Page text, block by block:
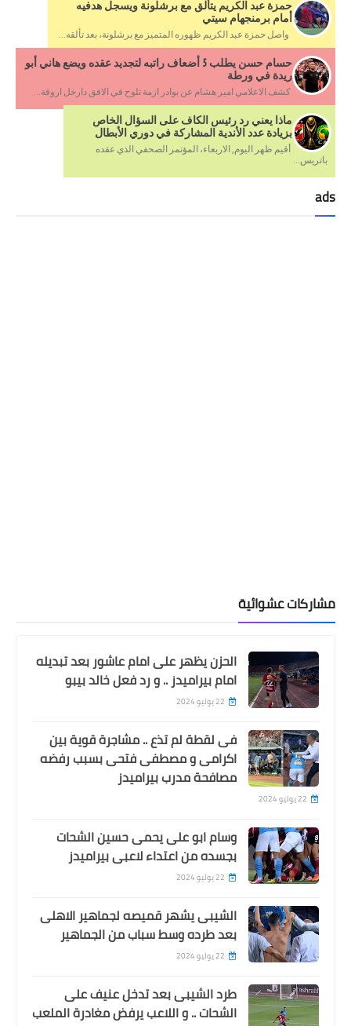
حمزة عبد الكريم يتألق مع برشلونة ويسجل هدفيه
أمام برمنجهام سيتي
واصل حمزة عبد الكريم ظهوره المتميز مع برشلونة، بعد تألقه...
حسام حسن يطلب 5 أضعاف راتبه لتجديد عقده ويضع هاني أبو
ريدة في ورطة
كشف الاعلامي امير هشام عن بوادر ازمة تلوح في الافق دارخل اروقة...
ماذا يعني رد رئيس الكاف على السؤال الخاص
بزيادة عدد الأندية المشاركة في دوري الأبطال
أقيم ظهر اليوم, الاربعاء، المؤتمر الصحفي الذي عقده
باتريس...
ads
مشاركات عشوائية
الحزن يظهر على امام عاشور بعد تبديله
امام بيراميدز .. و رد فعل خالد بيبو
22 يوليو 2024
فى لقطة لم تذع .. مشاجرة قوية بين
اكرامى و مصطفى فتحى بسبب رفضه
مصافحة مدرب بيراميدز
22 يوليو 2024
وسام ابو على يحمى حسين الشحات
بجسده من اعتداء لاعبى بيراميدز
22 يوليو 2024
الشيبى يشهر قميصه لجماهير الاهلى
بعد طرده وسط سباب من الجماهير
22 يوليو 2024
طرد الشيبى بعد تدخل عنيف على
الشحات .. و اللاعب يرفض مغادرة الملعب